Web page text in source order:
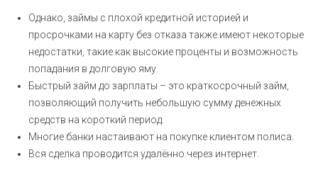
Однако, займы с плохой кредитной историей и
просрочками на карту без отказа также имеют некоторые
недостатки, такие как высокие проценты и возможность
попадания в долговую яму.
Быстрый займ до зарплаты – это краткосрочный займ,
позволяющий получить небольшую сумму денежных
средств на короткий период.
Многие банки настаивают на покупке клиентом полиса.
Вся сделка проводится удалённо через интернет.